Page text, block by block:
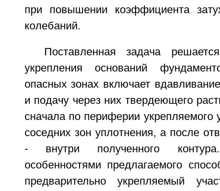
при повышении коэффициента
колебаний.
Поставленная задача
укрепления оснований
опасных зонах включает
и подачу через них твердеющего
сначала по периферии укрепляемого
соседних зон уплотнения, а после
- внутри полученного
особенностями предлагаемого
предварительно укрепляемый